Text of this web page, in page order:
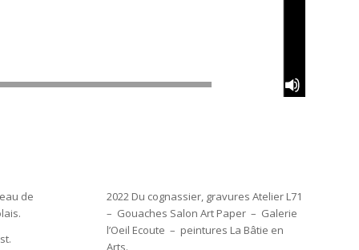
de
2022 Du cognassier, gravures Atelier L71
– Gouaches Salon Art Paper – Galerie
l’Oeil Ecoute – peintures La Bâtie en
Arts.